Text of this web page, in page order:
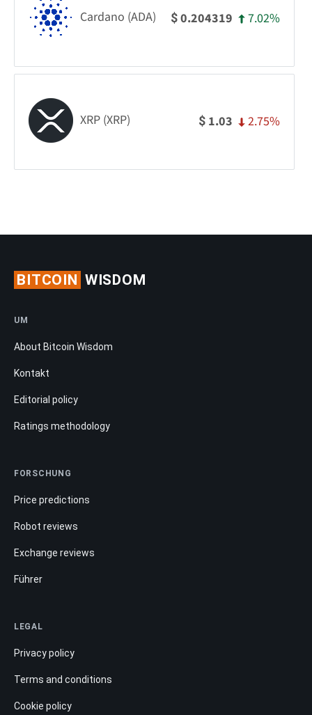
Cardano (ADA) $0.204319 7.02%
XRP (XRP) $ 1.03 2.75%
BITCOIN WISDOM
UM
About Bitcoin Wisdom
Kontakt
Editorial policy
Ratings methodology
FORSCHUNG
Price predictions
Robot reviews
Exchange reviews
Führer
LEGAL
Privacy policy
Terms and conditions
Cookie policy